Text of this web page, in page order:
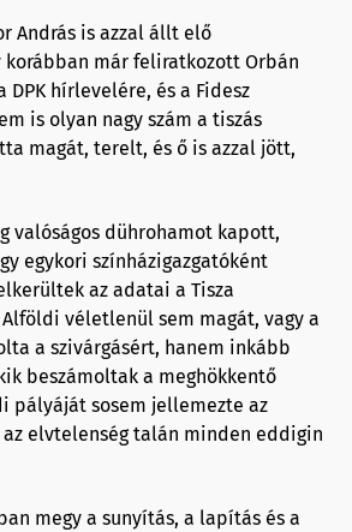
András is azzal állt elő
korábban már feliratkozott Orbán
hírlevelére, és a Fidesz
is olyan nagy szám a tiszás
magát, terelt, és ő is azzal jött,
valóságos dührohamot kapott,
egykori színházigazgatóként
az adatai a Tisza
véletlenül sem magát, vagy a
a szivárgásért, hanem inkább
beszámoltak a meghökkentő
pályáját sosem jellemezte az
az elvtelenség talán minden eddigin
megy a sunyítás, a lapítás és a